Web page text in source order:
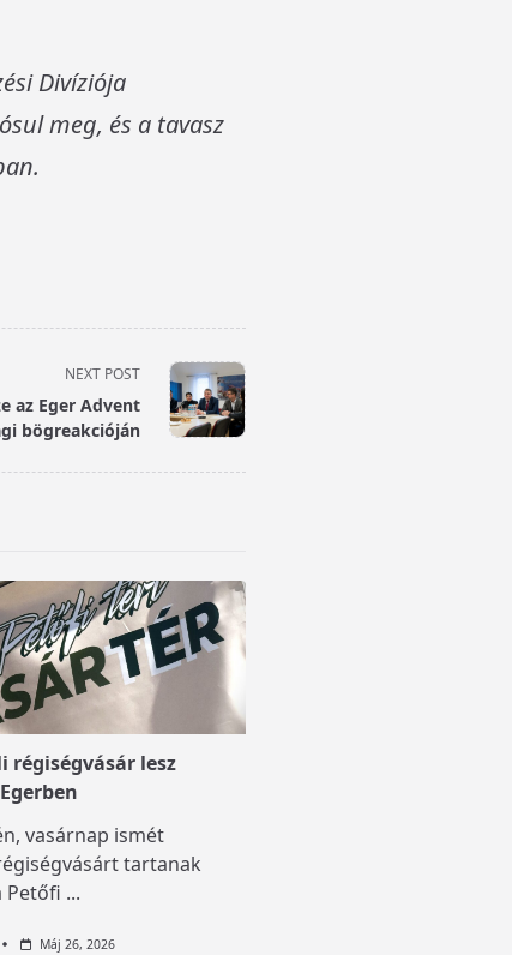
Divíziója
meg, és a tavasz
NEXT POST
az Eger Advent
bögreakcióján
régiségvásár lesz
vasárnap ismét
tartanak
Petőfi ...
Máj 26, 2026